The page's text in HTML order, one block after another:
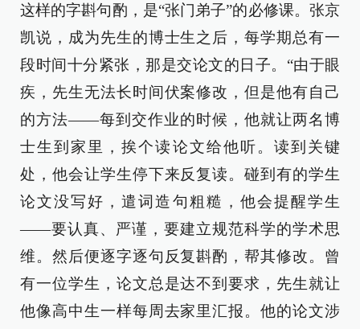
这样的字斟句酌，是“张门弟子”的必修课。张京
凯说，成为先生的博士生之后，每学期总有一
段时间十分紧张，那是交论文的日子。“由于眼
疾，先生无法长时间伏案修改，但是他有自己
的方法——每到交作业的时候，他就让两名博
士生到家里，挨个读论文给他听。读到关键
处，他会让学生停下来反复读。碰到有的学生
论文没写好，遣词造句粗糙，他会提醒学生
——要认真、严谨，要建立规范科学的学术思
维。然后便逐字逐句反复斟酌，帮其修改。曾
有一位学生，论文总是达不到要求，先生就让
他像高中生一样每周去家里汇报。他的论文涉